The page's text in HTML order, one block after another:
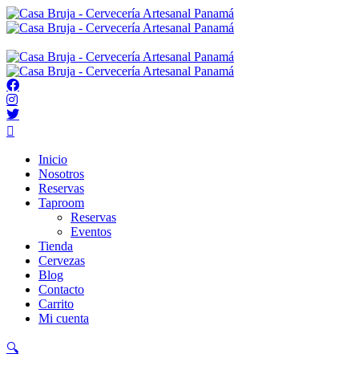
Inicio
Nosotros
Reservas
Taproom
Reservas
Eventos
Tienda
Cervezas
Blog
Contacto
Carrito
Mi cuenta
🔍